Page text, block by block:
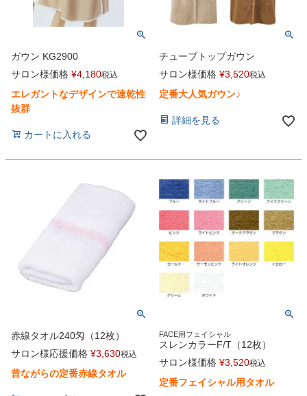
ガウン KG2900
サロン様価格 ¥4,180税込
エレガントなデザインで速乾性
抜群
カートに入れる
チューブトップガウン
サロン様価格 ¥3,520税込
定番大人気ガウン♪
詳細を見る
赤線タオル240匁（12枚）
サロン様応援価格 ¥3,630税込
昔ながらの定番赤線タオル
FACE用フェイシャル
スレンカラーF/T（12枚）
サロン様価格 ¥3,520税込
定番フェイシャル用タオル